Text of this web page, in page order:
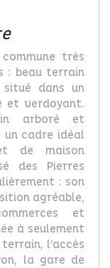
très
: beau terrain
situé dans un
et verdoyant.
arboré et
cadre idéal
de maison
des Pierres
: son
agréable,
et
à seulement
l’accès
la gare de